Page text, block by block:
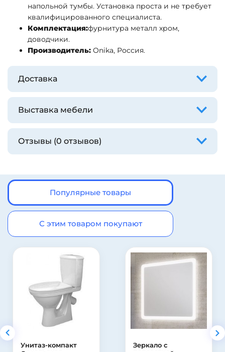
напольной тумбы. Установка проста и не требует
квалифицированного специалиста.
Комплектация:фурнитура металл хром,
доводчики.
Производитель: Onika, Россия.
Доставка
Выставка мебели
Отзывы (0 отзывов)
Популярные товары
С этим товаром покупают